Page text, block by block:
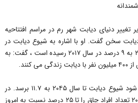
دنیای دیابت شهر رم در مراسم افتتاحیه
دیابت سخن گفت. او با اشاره به شیوع دیابت در
دنیا از ۴.۶ درصد در سال ۲۰۰۰ به ۹ درصد در سال ۲۰۱۷ رسیده است ، گفت: به
او ادامه داد: پیش بینی می شود شیوع دیابت تا سال ۲۰۴۵ به ۱۱.۷ برسد. در
صورتی که بتوانیم تا سال ۲۰۴۵ تعداد افراد چاق را تا ۲۵ درصد نسبت به امروز